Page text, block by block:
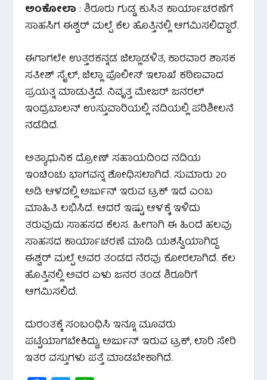
ಅಂಕೋಲಾ : ಶಿರೂರು ಗುಡ್ಡ ಕುಸಿತ ಕಾರ್ಯಾಚರಣೆಗೆ
ಸಾಹಸಿಗ ಈಶ್ವರ್ ಮಲ್ಪೆ ಕೆಲ ಹೊತ್ತಿನಲ್ಲಿ ಆಗಮಿಸಲಿದ್ದಾರೆ.
ಈಗಾಗಲೇ ಉತ್ತರಕನ್ನಡ ಜಿಲ್ಲಾಡಳಿತ, ಕಾರವಾರ ಶಾಸಕ
ಸತೀಶ್ ಸೈಲ್, ಜಿಲ್ಲಾ ಪೊಲೀಸ್ ಇಲಾಖೆ ಕಠಿಣವಾದ
ಪ್ರಯತ್ನ ಮಾಡುತ್ತಿದೆ. ನಿವೃತ್ತ ಮೇಜರ್ ಜನರಲ್
ಇಂದ್ರಬಾಲನ್ ಉಸ್ತುವಾರಿಯಲ್ಲಿ ನದಿಯಲ್ಲಿ ಪರಿಶೀಲನೆ
ನಡೆದಿದೆ.
ಅತ್ಯಾಧುನಿಕ ದ್ರೋಣ್ ಸಹಾಯದಿಂದ ನದಿಯ
ಇಂಚಿಂಚು ಭಾಗವನ್ನ ಶೋಧಿಸಲಾಗಿದೆ. ಸುಮಾರು 20
ಅಡಿ ಆಳದಲ್ಲಿ ಅರ್ಜುನ್ ಇರುವ ಟ್ರಕ್ ಇದೆ ಎಂಬ
ಮಾಹಿತಿ ಲಭಿಸಿದೆ. ಆದರೆ ಇಷ್ಟು ಆಳಕ್ಕೆ ಇಳಿದು
ತರುವುದು ಸಾಹಸದ ಕೆಲಸ. ಹೀಗಾಗಿ ಈ ಹಿಂದೆ ಹಲವು
ಸಾಹಸದ ಕಾರ್ಯಾಚರಣೆ ಮಾಡಿ ಯಶಸ್ವಿಯಾಗಿದ್ದ
ಈಶ್ವರ್ ಮಲ್ಪೆ ಅವರ ತಂಡದ ನೆರವು ಕೋರಲಾಗಿದೆ. ಕೆಲ
ಹೊತ್ತಿನಲ್ಲಿ ಅವರ ಏಳು ಜನರ ತಂಡ ಶಿರೂರಿಗೆ
ಆಗಮಿಸಲಿದೆ.
ದುರಂತಕ್ಕೆ ಸಂಬಂಧಿಸಿ ಇನ್ನೂ ಮೂವರು
ಪಟ್ಟೆಯಾಗಬೇಕಿದ್ದು, ಅರ್ಜುನ್ ಇರುವ ಟ್ರಕ್, ಲಾರಿ ಸೇರಿ
ಇತರ ವಸ್ತುಗಳು ಪತ್ತೆ ಮಾಡಬೇಕಾಗಿದೆ.